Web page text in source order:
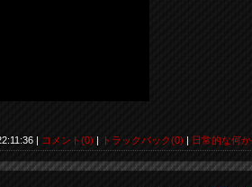
| コメント(0) | トラックバック(0) | 日常的な何か